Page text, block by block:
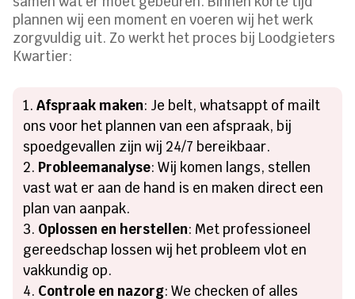
plannen wij een moment en voeren wij het werk
zorgvuldig uit. Zo werkt het proces bij Loodgieters
Kwartier:
Afspraak maken: Je belt, whatsappt of mailt
ons voor het plannen van een afspraak, bij
spoedgevallen zijn wij 24/7 bereikbaar.
Probleemanalyse: Wij komen langs, stellen
vast wat er aan de hand is en maken direct een
plan van aanpak.
Oplossen en herstellen: Met professioneel
gereedschap lossen wij het probleem vlot en
vakkundig op.
Controle en nazorg: We checken of alles